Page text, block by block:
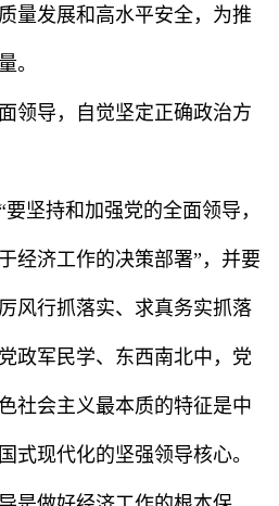
量发展和高水平安全，为推
。
领导，自觉坚定正确政治方
坚持和加强党的全面领导，
经济工作的决策部署”，并要
风行抓落实、求真务实抓落
政军民学、东西南北中，党
社会主义最本质的特征是中
式现代化的坚强领导核心。